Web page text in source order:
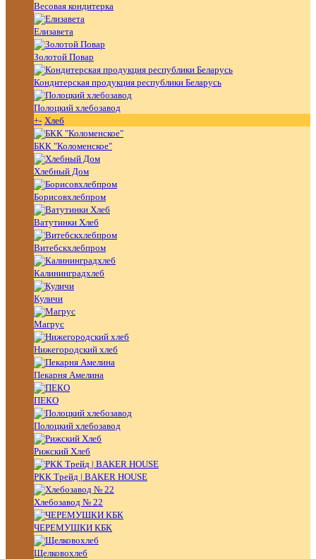
Весовая кондитерка
Елизавета
Золотой Повар
Кондитерская продукция республики Беларусь
Полоцкий хлебозавод
+- Хлеб
БКК "Коломенское"
Хлебный Дом
Борисовхлебпром
Ватутинки Хлеб
Витебскхлебпром
Калининградхлеб
Куличи
Магрус
Нижегородский хлеб
Пекарня Амелина
ПЕКО
Полоцкий хлебозавод
Рижский Хлеб
РКК Трейд | BAKER HOUSE
Хлебозавод № 22
ЧЕРЕМУШКИ КБК
Щелковохлеб